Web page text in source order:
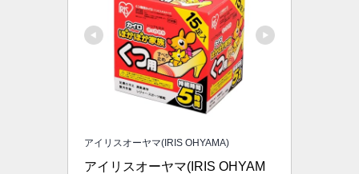
アイリスオーヤマ(IRIS OHYAMA)
アイリスオーヤマ(IRIS OHYAM